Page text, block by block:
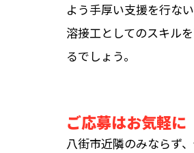
よう手厚い支援を行ない
溶接工としてのスキル
るでしょう。
ご応募はお気軽に
八街市近隣のみならず